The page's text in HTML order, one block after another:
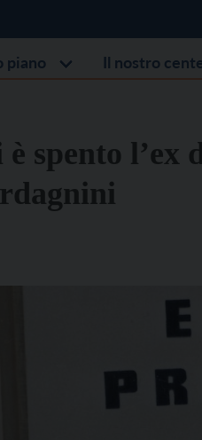
piano Il nostro
spento l’ex